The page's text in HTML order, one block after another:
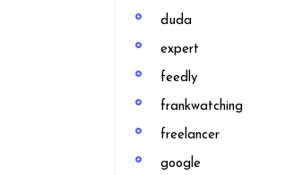
duda
expert
feedly
frankwatching
freelancer
google